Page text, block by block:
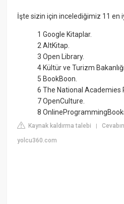
İşte sizin için incelediğimiz 11 en
1 Google Kitaplar.
2 AltKitap.
3 Open Library.
4 Kültür ve Turizm
5 BookBoon.
6 The National Academies
7 OpenCulture.
8
Kaynak kaldırma talebi |
yolcu360.com